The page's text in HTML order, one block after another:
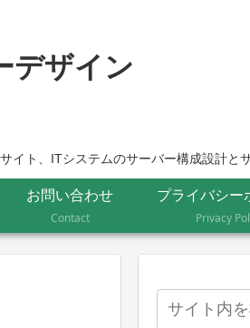
ト、ITシステムのサーバー構成設計と
お問い合わせ
Contact
プライバシー
Privacy